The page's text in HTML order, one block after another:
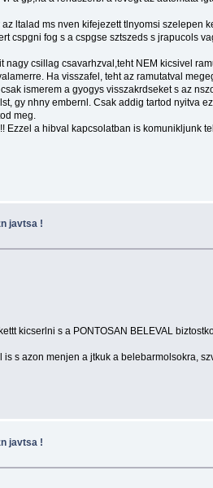
ltalad ms nven kifejezett tlnyomsi szelepen
cspgni fog s a cspgse sztszeds s jrapucols
csillag csavarhzval,teht NEM kicsivel
Ha visszafel, teht az ramutatval
ismerem a gyogys visszakrdseket s az
gy nhny embernl. Csak addig tartod nyitva
meg.
a hibval kapcsolatban is komunikljunk
javtsa !
kicserlni s a PONTOSAN BELEVAL
s azon menjen a jtkuk a belebarmolsokra,
javtsa !